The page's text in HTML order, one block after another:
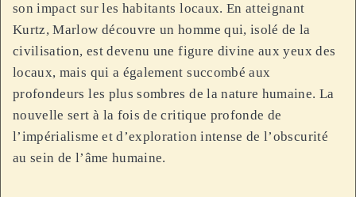
son impact sur les habitants locaux. En atteignant
Kurtz, Marlow découvre un homme qui, isolé de la
civilisation, est devenu une figure divine aux yeux des
locaux, mais qui a également succombé aux
profondeurs les plus sombres de la nature humaine. La
nouvelle sert à la fois de critique profonde de
l’impérialisme et d’exploration intense de l’obscurité
au sein de l’âme humaine.